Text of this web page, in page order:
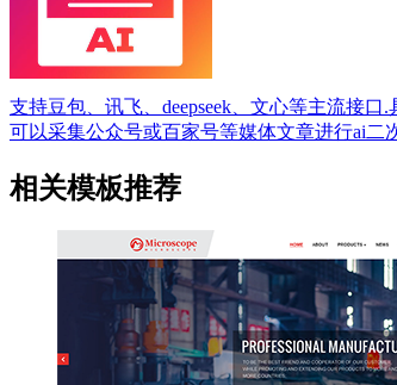
支持豆包、讯飞、deepseek、文心等主流接口
可以采集公众号或百家号等媒体文章进行ai二
相关模板推荐